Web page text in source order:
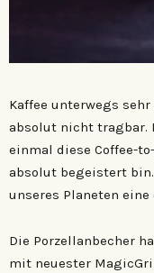
Kaffee unterwegs
absolut nicht tragbar.
einmal diese Coffee-
absolut begeistert
unseres Planeten eine
Die Porzellanbecher
mit neuester